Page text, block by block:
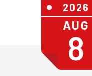
2026
AUG
8